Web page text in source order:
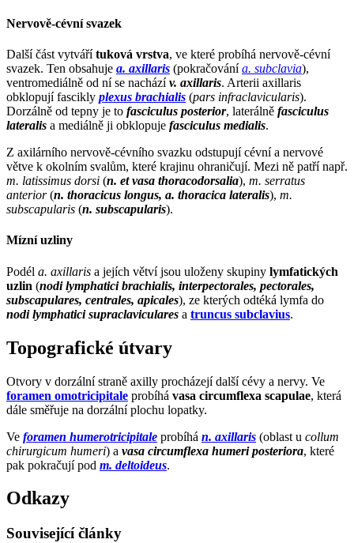
Nervově-cévní svazek
Další část vytvářítuková vrstva, ve které probíhá nervově-cévní
svazek. Ten obsahuje a. axillaris (pokračovánía. subclavia),
ventromediálně od ní se nacházív. axillaris. Arterii axillaris
obklopují fascikly plexus brachialis (pars infraclavicularis).
Dorzálně od tepny je to fasciculus posterior, laterálně fasciculus
lateralis a mediálně ji obklopuje fasciculus medialis.
Z axilárního nervově-cévního svazku odstupují cévní a nervové
větve k okolním svalům, které krajinu ohraničují. Mezi ně patří např.
m. latissimus dorsi (n. et vasa thoracodorsalia), m. serratus
anterior(n. thoracicus longus, a. thoracica lateralis), m.
subscapularis (n. subscapularis).
Mízní uzliny
Podél a. axillaris a jejích větví jsou uloženy skupiny lymfatických
uzlin (nodi lymphatici brachialis, interpectorales, pectorales,
subscapulares, centrales, apicales), ze kterých odtéká lymfa do
nodi lymphatici supraclaviculares a truncus subclavius.
Topografické útvary
Otvory v dorzální straně axilly procházejí další cévy a nervy. Ve
foramen omotricipitale probíhá vasa circumflexa scapulae, která
dále směřuje na dorzální plochu lopatky.
Ve foramen humerotricipitale probíhá n. axillaris (oblast u collum
chirurgicum humeri) a vasa circumflexa humeri posteriora, které
pak pokračují pod m. deltoideus.
Odkazy
Související články